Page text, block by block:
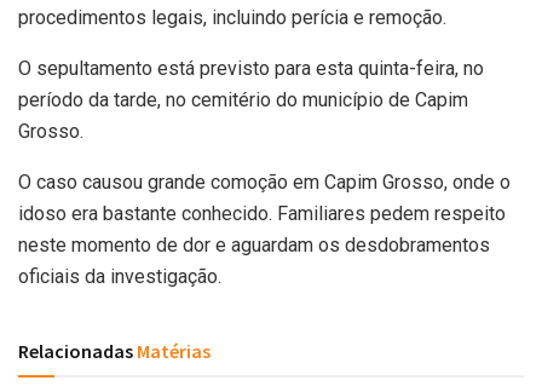
procedimentos legais, incluindo perícia e remoção.
O sepultamento está previsto para esta quinta-feira, no
período da tarde, no cemitério do município de Capim
Grosso.
O caso causou grande comoção em Capim Grosso, onde o
idoso era bastante conhecido. Familiares pedem respeito
neste momento de dor e aguardam os desdobramentos
oficiais da investigação.
Relacionadas Matérias